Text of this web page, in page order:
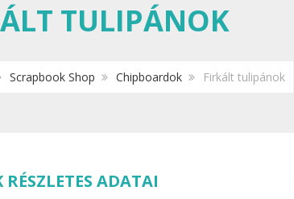
TULIPÁNOK
Scrapbook Shop Chipboardok Firkált tulipánok
RÉSZLETES ADATAI